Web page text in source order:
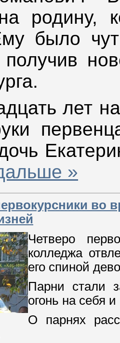
родину,
было
лет
»
во
Четверо
колледжа
его спиной
Парни стали
огонь на себя
О парнях